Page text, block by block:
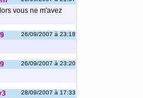
vous ne m'avez
26/09/2007 à 23:18
26/09/2007 à 23:20
28/09/2007 à 17:33